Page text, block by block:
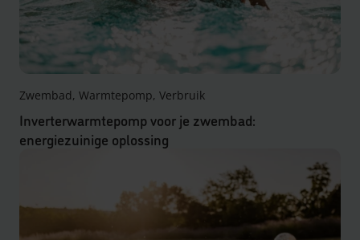
Zwembad, Warmtepomp, Verbruik
Inverterwarmtepomp voor je zwembad:
energiezuinige oplossing